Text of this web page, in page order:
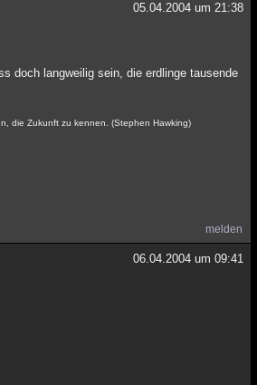
05.04.2004 um 21:38
doch langweilig sein, die erdlinge tausende
die Zukunft zu kennen. (Stephen Hawking)
melden
06.04.2004 um 09:41